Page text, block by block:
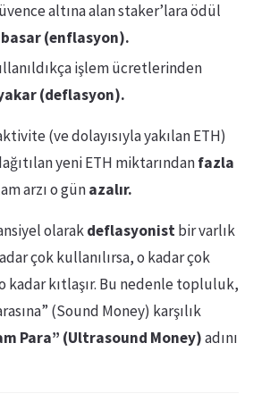
altına alan staker’lara ödül
basar (enflasyon).
işlem ücretlerinden
(deflasyon).
(ve dolayısıyla yakılan ETH)
yeni ETH miktarındanfazla
arzı o günazalır.
olarakdeflasyonistbir varlık
çok kullanılırsa, o kadar çok
o kadar kıtlaşır. Bu nedenle topluluk,
(Sound Money) karşılık
Para” (Ultrasound Money)adını